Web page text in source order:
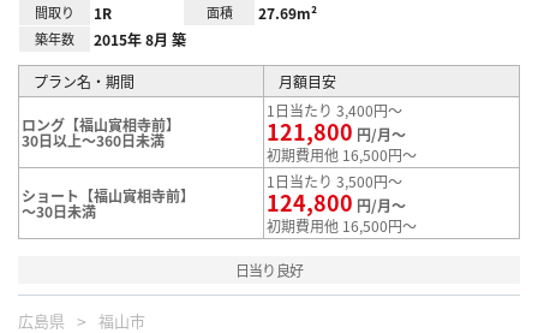
間取り 1R 面積 27.69m²
築年数 2015年 8月 築
プラン名・期間 月額目安
ロング【福山實相寺前】
30日以上～360日未満
1日当たり 3,400円～
121,800 円/月～
初期費用他 16,500円～
ショート【福山實相寺前】
～30日未満
1日当たり 3,500円～
124,800 円/月～
初期費用他 16,500円～
日当り良好
広島県 福山市